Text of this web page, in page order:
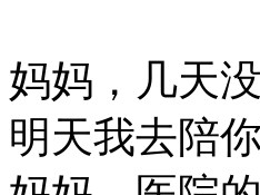
妈妈，几天
明天我去陪